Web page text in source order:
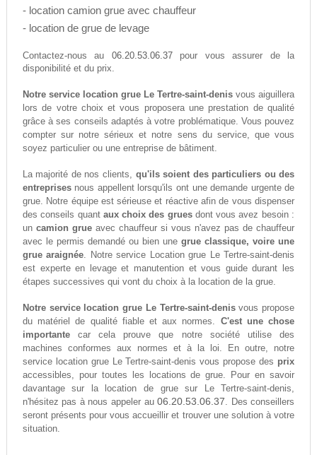
- location camion grue avec chauffeur
- location de grue de levage
Contactez-nous au 06.20.53.06.37pour vous assurer de la
disponibilité et du prix.
Notre service location grue Le Tertre-saint-denis vous aiguillera
lors de votre choix et vous proposera une prestation de qualité
grâce à ses conseils adaptés à votre problématique. Vous pouvez
compter sur notre sérieux et notre sens du service, que vous
soyez particulier ou une entreprise de bâtiment.
La majorité de nos clients, qu'ils soient des particuliers ou des
entreprisesnous appellent lorsqu'ils ont une demande urgente de
grue. Notre équipe est sérieuse et réactive afin de vous dispenser
des conseils quant aux choix des gruesdont vous avez besoin :
un camion grueavec chauffeur si vous n'avez pas de chauffeur
avec le permis demandé ou bien unegrue classique, voire une
grue araignée. Notre service Location grue Le Tertre-saint-denis
est experte en levage et manutention et vous guide durant les
étapes successives qui vont du choix à la location de la grue.
Notre service location grue Le Tertre-saint-denisvous propose
du matériel de qualité fiable et aux normes. C'est une chose
importantecar cela prouve que notre société utilise des
machines conformes aux normes et à la loi. En outre, notre
service location grue Le Tertre-saint-denis vous propose des prix
accessibles, pour toutes les locations de grue. Pour en savoir
davantage sur la location de grue sur Le Tertre-saint-denis,
n'hésitez pas à nous appeler au06.20.53.06.37. Des conseillers
seront présents pour vous accueillir et trouver une solution à votre
situation.